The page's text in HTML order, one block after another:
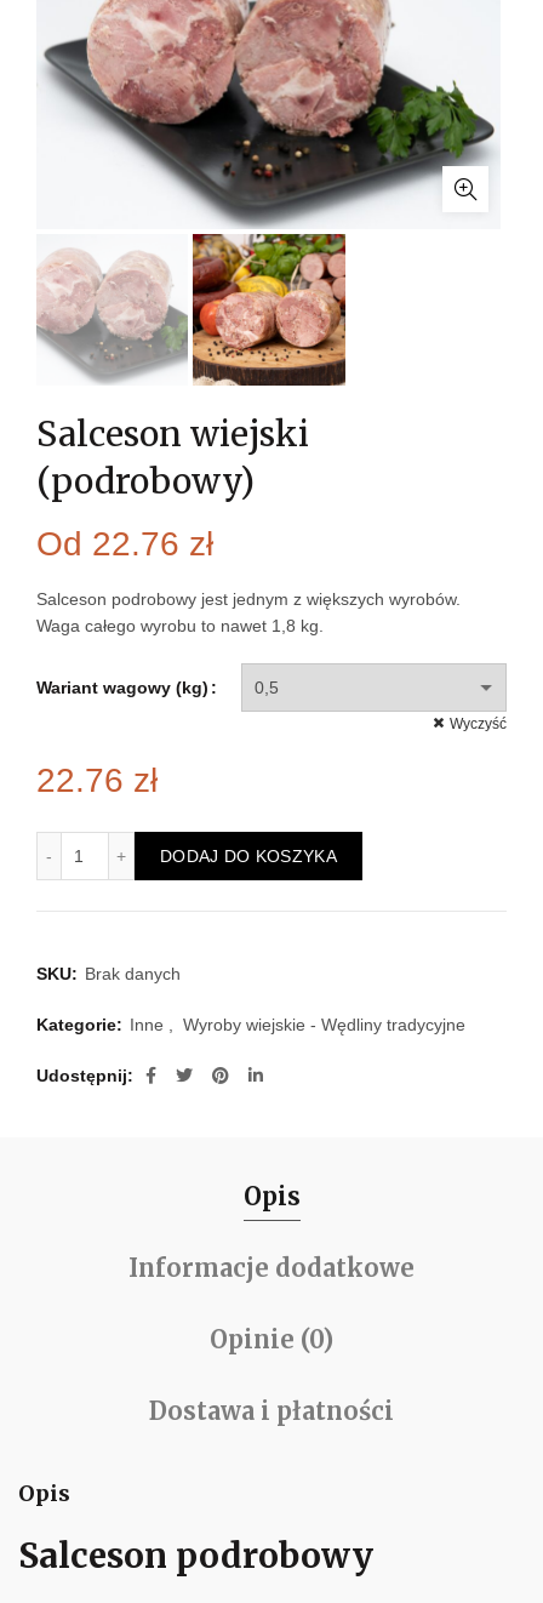
Salceson wiejski
(podrobowy)
Od 22.76 zł
Salceson podrobowy jest jednym z większych wyrobów.
Waga całego wyrobu to nawet 1,8 kg.
Wariant wagowy (kg)
Wyczyść
22.76 zł
DODAJ DO KOSZYKA
SKU: Brak danych
Kategorie: Inne Wyroby wiejskie - Wędliny tradycyjne
Udostępnij
Opis
Informacje dodatkowe
Opinie (0)
Dostawa i płatności
Opis
Salceson podrobowy